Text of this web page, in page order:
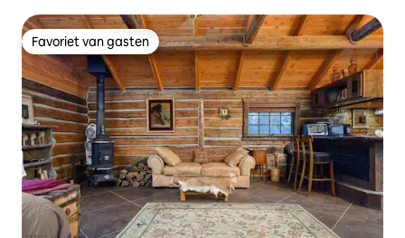
Favoriet van gasten
Favoriet van gasten